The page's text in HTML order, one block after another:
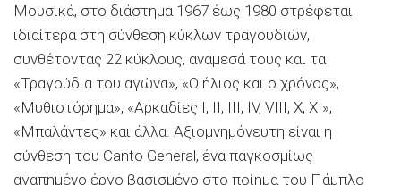
Μουσικά, στο διάστημα 1967 έως 1980 στρέφεται
ιδιαίτερα στη σύνθεση κύκλων τραγουδιών,
συνθέτοντας 22 κύκλους, ανάμεσά τους και τα
«Τραγούδια του αγώνα», «Ο ήλιος και ο χρόνος»,
«Μυθιστόρημα», «Αρκαδίες I, II, III, IV, VIII, X, XI»,
«Μπαλάντες» και άλλα. Αξιομνημόνευτη είναι η
σύνθεση του Canto General, ένα παγκοσμίως
αγαπημένο έργο βασισμένο στο ποίημα του Πάμπλο